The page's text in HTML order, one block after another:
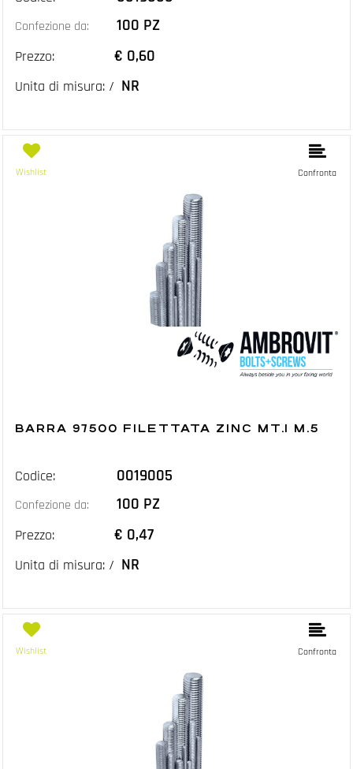
Confezione da: 100 PZ
Prezzo: € 0,60
Unita di misura: / NR
Wishlist Confronta
BARRA 97500 FILETTATA ZINC MT.1 M.5
Codice: 0019005
Confezione da: 100 PZ
Prezzo: € 0,47
Unita di misura: / NR
Wishlist Confronta